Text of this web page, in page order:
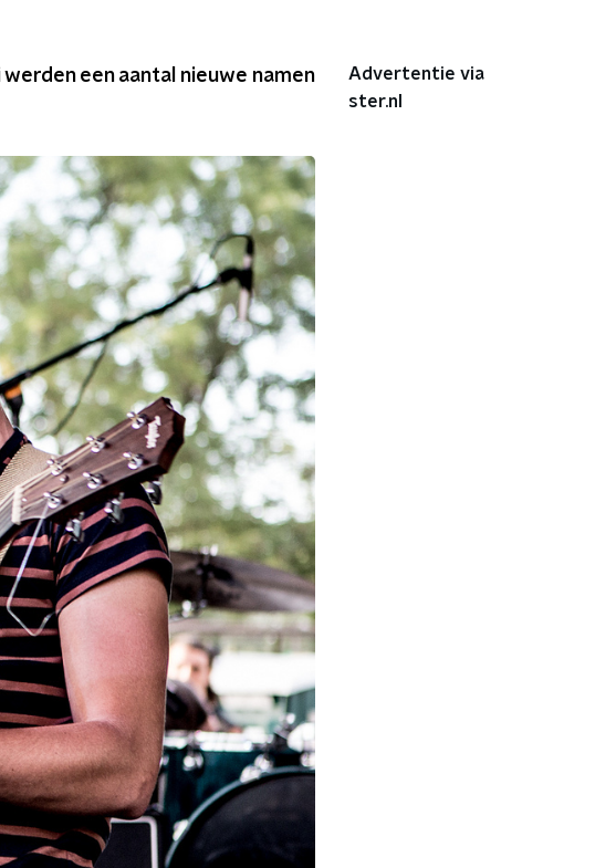
een aantal nieuwe namen
Advertentie via
ster.nl